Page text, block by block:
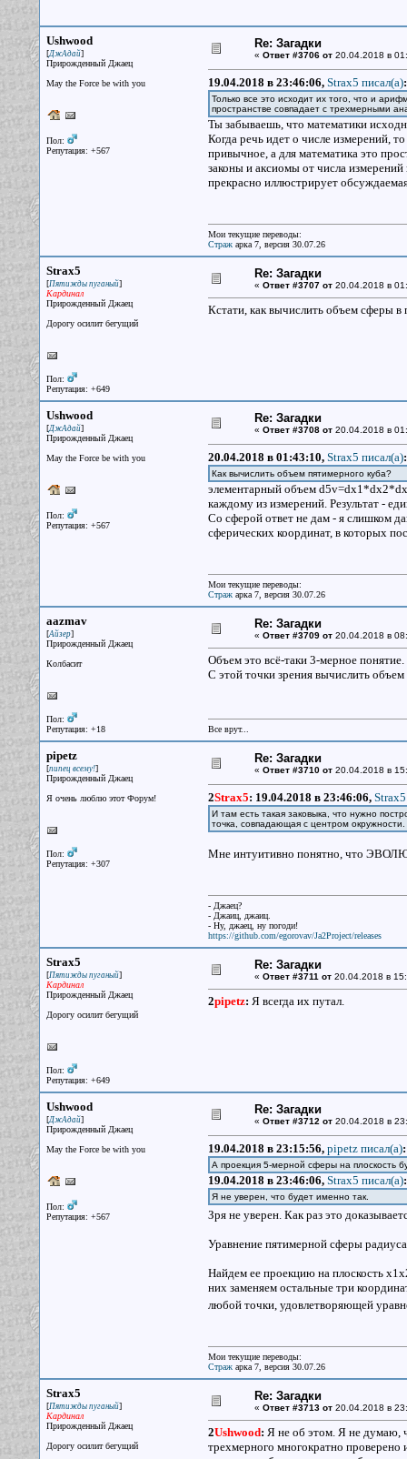
Ushwood
[ДжАдай]
Прирожденный Джаец
May the Force be with you
Пол:
Репутация: +567
Re: Загадки
« Ответ #3706 от20.04.2018 в
19.04.2018 в 23:46:06, Strax5 писал(a):
Только все это исходит их того, что и
пространстве совпадает с трехмерными
Ты забываешь, что математики
Когда речь идет о числе измерений,
привычное, а для математика это
законы и аксиомы от числа измерений
прекрасно иллюстрирует
Мои текущие переводы:
Стражарка 7, версия 30.07.26
Strax5
[Пятижды пуганый]
Кардинал
Прирожденный Джаец
Дорогу осилит бегущий
Пол:
Репутация: +649
Re: Загадки
« Ответ #3707 от20.04.2018 в
Кстати, как вычислить объем сферы
Ushwood
[ДжАдай]
Прирожденный Джаец
May the Force be with you
Пол:
Репутация: +567
Re: Загадки
« Ответ #3708 от20.04.2018 в
20.04.2018 в 01:43:10, Strax5 писал(a):
Как вычислить объем пятимерного куба?
элементарный объем
каждому из измерений. Результат -
Со сферой ответ не дам - я слишком
сферических координат, в которых
Мои текущие переводы:
Стражарка 7, версия 30.07.26
aazmav
[Айзер]
Прирожденный Джаец
Колбасит
Пол:
Репутация: +18
Re: Загадки
« Ответ #3709 от20.04.2018 в
Объем это всё-таки 3-мерное
С этой точки зрения вычислить
Все врут...
pipetz
[пипец всему!]
Прирожденный Джаец
Я очень люблю этот Форум!
Пол:
Репутация: +307
Re: Загадки
« Ответ #3710 от20.04.2018 в
2Strax5: 19.04.2018 в 23:46:06,
И там есть такая заковыка, что нужно
точка, совпадающая с центром окружности.
Мне интуитивно понятно, что
- Джаец?
- Джаиц, джаиц.
- Ну, джаец, ну погоди!
https://github.com/egorovav/Ja2Project/releases
Strax5
[Пятижды пуганый]
Кардинал
Прирожденный Джаец
Дорогу осилит бегущий
Пол:
Репутация: +649
Re: Загадки
« Ответ #3711 от20.04.2018 в
2pipetz: Я всегда их путал.
Ushwood
[ДжАдай]
Прирожденный Джаец
May the Force be with you
Пол:
Репутация: +567
Re: Загадки
« Ответ #3712 от20.04.2018 в
19.04.2018 в 23:15:56, pipetz писал(a):
А проекция 5-мерной сферы на плоскость
19.04.2018 в 23:46:06, Strax5 писал(a):
Я не уверен, что будет именно так.
Зря не уверен. Как раз это
Уравнение пятимерной сферы
Найдем ее проекцию на плоскость
них заменяем остальные три
любой точки, удовлетворяющей
Мои текущие переводы:
Стражарка 7, версия 30.07.26
Strax5
[Пятижды пуганый]
Кардинал
Прирожденный Джаец
Дорогу осилит бегущий
Re: Загадки
« Ответ #3713 от20.04.2018 в
2Ushwood: Я не об этом. Я не думаю,
трехмерного многократно проверено